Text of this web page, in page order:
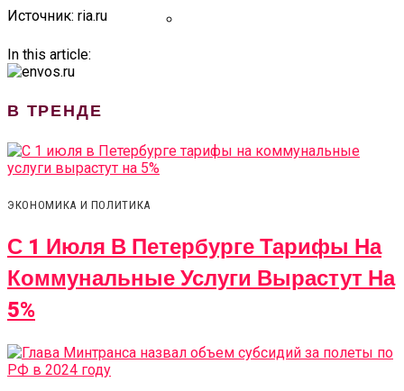
Источник: ria.ru
In this article:
В ТРЕНДЕ
ЭКОНОМИКА И ПОЛИТИКА
С 1 Июля В Петербурге Тарифы На
Коммунальные Услуги Вырастут На
5%